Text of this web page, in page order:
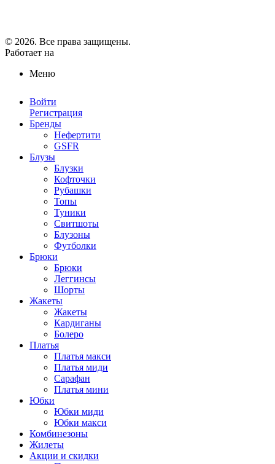
© 2026. Все права защищены.
Работает на
Меню
Войти
Регистрация
Бренды
Нефертити
GSFR
Блузы
Блузки
Кофточки
Рубашки
Топы
Туники
Свитшоты
Блузоны
Футболки
Брюки
Брюки
Леггинсы
Шорты
Жакеты
Жакеты
Кардиганы
Болеро
Платья
Платья макси
Платья миди
Сарафан
Платья мини
Юбки
Юбки миди
Юбки макси
Комбинезоны
Жилеты
Акции и скидки